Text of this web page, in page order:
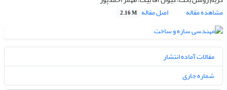
مشاهده مقاله
اصل مقاله 2.16 M
مقالات آماده انتشار
شماره جاری